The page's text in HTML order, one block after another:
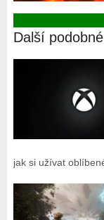
Další
jak si užívat